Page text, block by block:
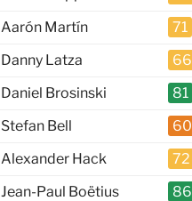
Aarón Martín 71
Danny Latza 66
Daniel Brosinski 81
Stefan Bell 60
Alexander Hack 72
Jean-Paul Boëtius 86